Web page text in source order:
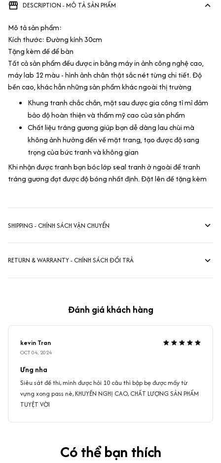
DESCRIPTION - MÔ TẢ SẢN PHẨM
Mô tả sản phẩm:
Kích thước: Đường kính 30cm
Tặng kèm đế để bàn
Tất cả sản phẩm đều được in bằng máy in ảnh công nghệ cao,
máy lab 12 màu - hình ảnh chân thật sắc nét từng chi tiết. Độ
bền cao, khác hẳn những sản phẩm khác ngoài thị trường
Khung tranh chắc chắn, mặt sau được gia công tỉ mỉ đảm
bảo độ hoàn thiện và thẩm mỹ cao của sản phẩm
Chất liệu tráng gương giúp bạn dễ dàng lau chùi mà
không ảnh hưởng đến về mặt trang, tạo được độ sang
trọng của bức tranh và không gian
Khi nhận được tranh bạn bóc lớp seal tranh ở ngoài để tranh
tráng gương đạt được độ bóng nhất định. Đặt lên đế tặng kèm
SHIPPING - CHÍNH SÁCH VẬN CHUYỂN
RETURN & WARRANTY - CHÍNH SÁCH ĐỔI TRẢ
Đánh giá khách hàng
kevin Tran
OCT 04, 2024
Ưng nha
Siêu sát đề thi, mình được hỏi 10 câu thì bập bẹ được mấy từ
vựng xong pass nè, KHUYẾN NGHỊ CAO, CHẤT LƯỢNG SẢN PHẨM
TUYỆT VỜI
Có thể bạn thích